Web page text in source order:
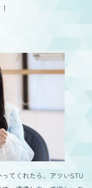
てくれたら、アツいSTU